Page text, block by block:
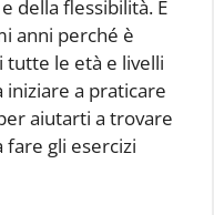
della flessibilità. È
anni perché è
tutte le età e livelli
iniziare a praticare
aiutarti a trovare
fare gli esercizi